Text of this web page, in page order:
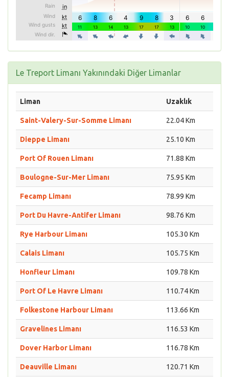
Le Treport Limanı Yakınındaki Diğer Limanlar
Liman Uzaklık
Saint-Valery-Sur-Somme Limanı 22.04 Km
Dieppe Limanı 25.10 Km
Port Of Rouen Limanı 71.88 Km
Boulogne-Sur-Mer Limanı 75.95 Km
Fecamp Limanı 78.99 Km
Port Du Havre-Antifer Limanı 98.76 Km
Rye Harbour Limanı 105.30 Km
Calais Limanı 105.75 Km
Honfleur Limanı 109.78 Km
Port Of Le Havre Limanı 110.74 Km
Folkestone Harbour Limanı 113.66 Km
Gravelines Limanı 116.53 Km
Dover Harbor Limanı 116.78 Km
Deauville Limanı 120.71 Km